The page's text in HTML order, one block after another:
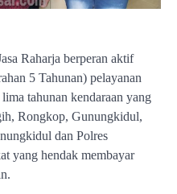
Raharja berperan aktif
5 Tahunan) pelayanan
tahunan kendaraan yang
Rongkop, Gunungkidul,
dan Polres
yang hendak membayar